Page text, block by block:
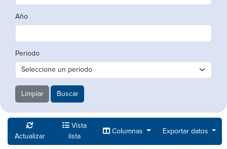
Año
Periodo
Limpiar Buscar
Actualizar
Vista
lista
Columnas Exportar datos